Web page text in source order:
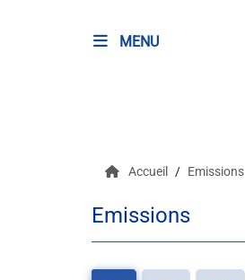
MENU
Accueil Emissions
Emissions